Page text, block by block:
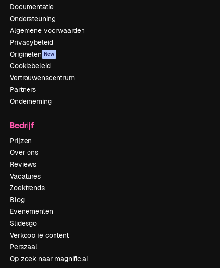
Documentatie
Ondersteuning
Algemene voorwaarden
Privacybeleid
Originelen New
Cookiebeleid
Vertrouwenscentrum
Partners
Onderneming
Bedrijf
Prijzen
Over ons
Reviews
Vacatures
Zoektrends
Blog
Evenementen
Slidesgo
Verkoop je content
Perszaal
Op zoek naar magnific.ai